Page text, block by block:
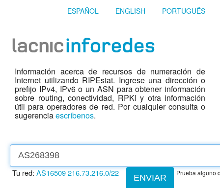
ESPAÑOL ENGLISH PORTUGUÊS
Información acerca de recursos de numeración de
Internet utilizando RIPEstat. Ingrese una dirección o
prefijo IPv4, IPv6 o un ASN para obtener información
sobre routing, conectividad, RPKI y otra información
útil para operadores de red. Por cualquier consulta o
sugerenciaescríbenos.
ENVIAR
Tu red: AS16509216.73.216.0/22 Prueba alguno